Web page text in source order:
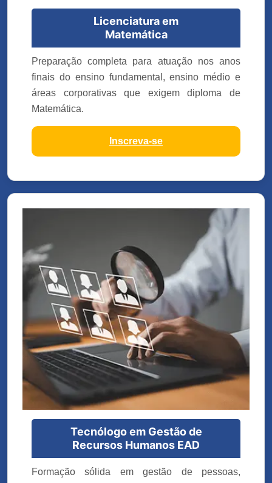
Licenciatura em
Matemática
Preparação completa para atuação nos anos
finais do ensino fundamental, ensino médio e
áreas corporativas que exigem diploma de
Matemática.
Inscreva-se
Tecnólogo em Gestão de
Recursos Humanos EAD
Formação sólida em gestão de pessoas,